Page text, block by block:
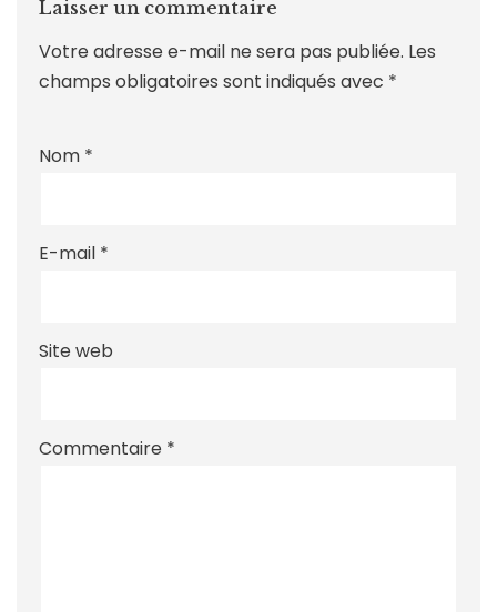
Laisser un commentaire
Votre adresse e-mail ne sera pas publiée. Les
champs obligatoires sont indiqués avec *
Nom *
E-mail *
Site web
Commentaire *